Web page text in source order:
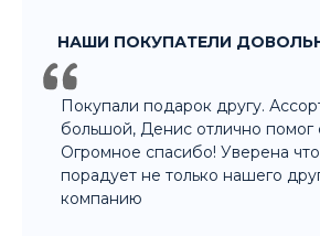
НАШИ ПОКУПАТЕЛИ
Покупали подарок другу.
большой, Денис отлично помог
Огромное спасибо! Уверена
порадует не только нашего
компанию